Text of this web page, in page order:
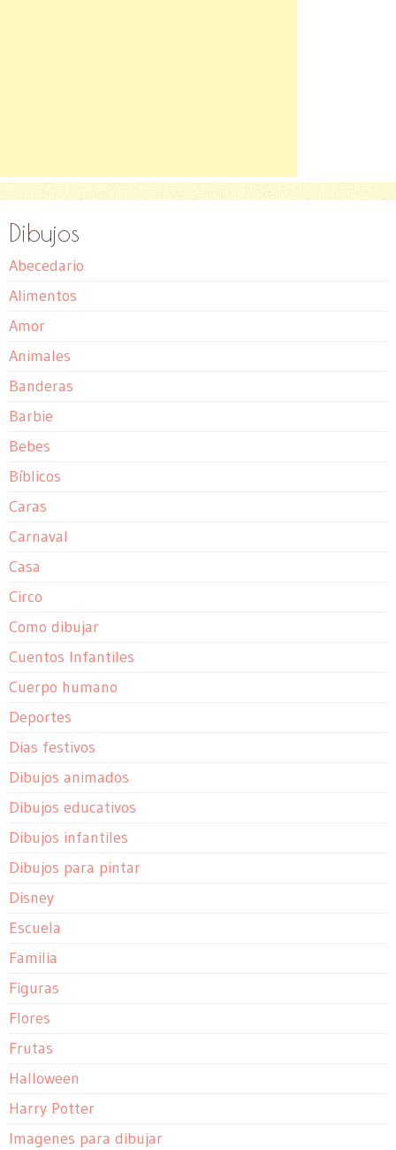
Dibujos
Abecedario
Alimentos
Amor
Animales
Banderas
Barbie
Bebes
Bíblicos
Caras
Carnaval
Casa
Circo
Como dibujar
Cuentos Infantiles
Cuerpo humano
Deportes
Dias festivos
Dibujos animados
Dibujos educativos
Dibujos infantiles
Dibujos para pintar
Disney
Escuela
Familia
Figuras
Flores
Frutas
Halloween
Harry Potter
Imagenes para dibujar